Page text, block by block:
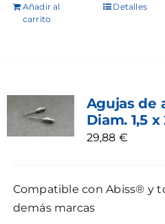
Añadir al
carrito
Detalles
Agujas de
Diam. 1,5
29,88 €
Compatible con Abiss® y
demás marcas